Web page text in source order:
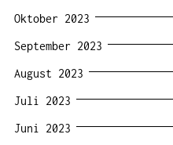
Oktober 2023
September 2023
August 2023
Juli 2023
Juni 2023